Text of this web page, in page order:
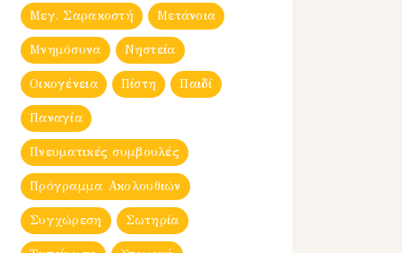
Μεγ. Σαρακοστή Μετάνοια
Μνημόσυνα Νηστεία
Οικογένεια Πίστη Παιδί
Παναγία
Πνευματικές συμβουλές
Πρόγραμμα Ακολουθιών
Συγχώρεση Σωτηρία